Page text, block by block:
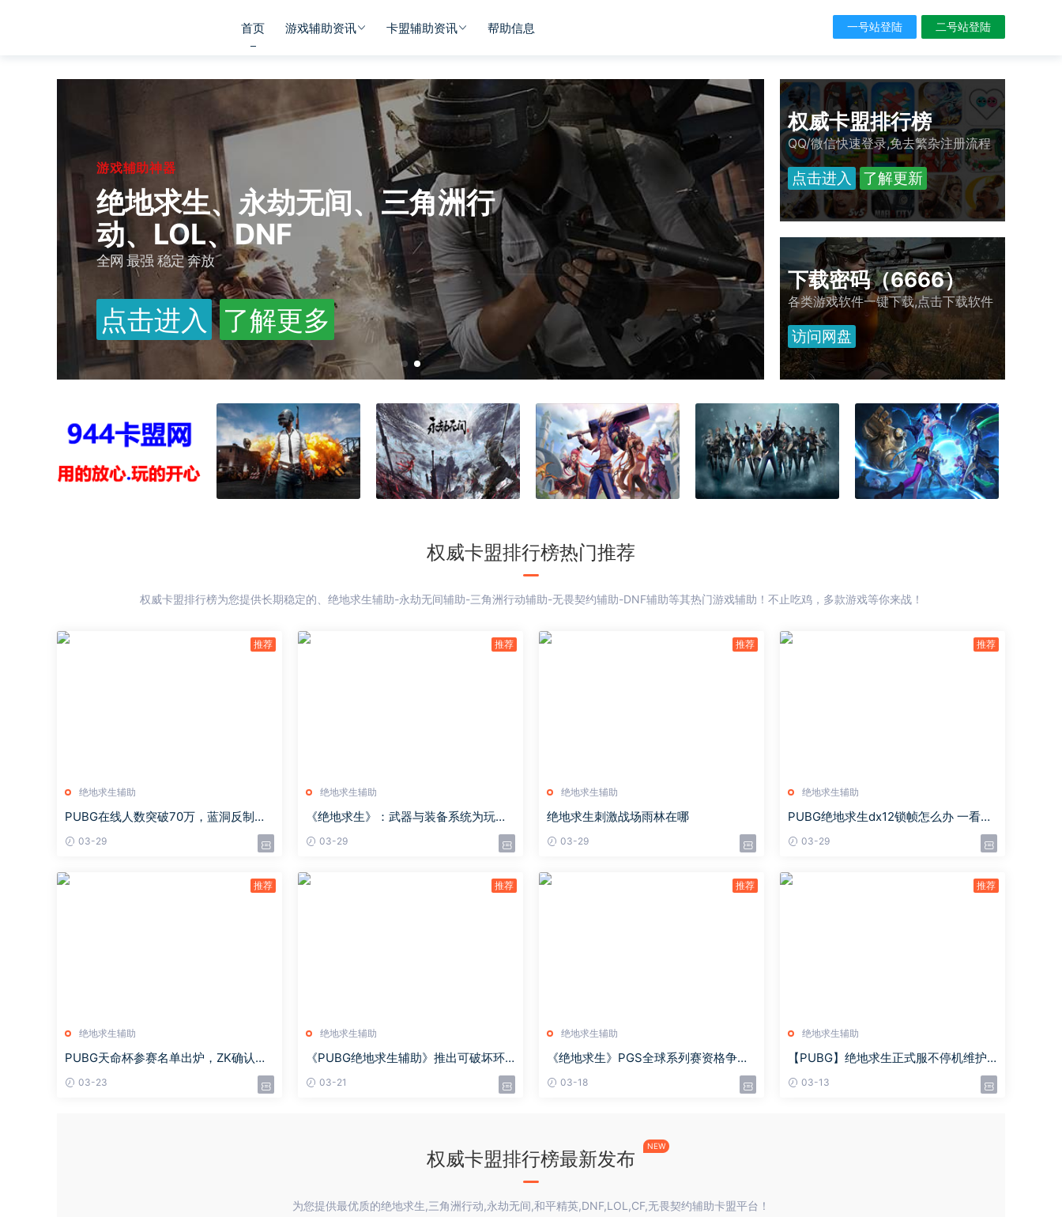
首页 游戏辅助资讯 卡盟辅助资讯 帮助信息 一号站登陆 二号站登陆
游戏辅助神器
绝地求生、永劫无间、三角洲行
动、LOL、DNF
全网 最强 稳定 奔放
点击进入 了解更多
游戏辅助神器
绝地求生、永劫无
动、LOL、DNF
全网 最强 稳定 奔放
点击进入 了解更多
权威卡盟排行榜
QQ/微信快速登录,免去繁杂注册流程
点击进入 了解更新
下载密码（6666）
各类游戏软件一键下载,点击下载软件
访问网盘
权威卡盟排行榜热门推荐
权威卡盟排行榜为您提供长期稳定的、绝地求生辅助-永劫无间辅助-三角洲行动辅助-无畏契约辅助-DNF辅助等其热门游戏辅助！不止吃鸡，多款游戏等你来战！
绝地求生辅助
PUBG在线人数突破70万，蓝洞反制手
03-29
绝地求生辅助
《绝地求生》：武器与装备系统为玩家
03-29
绝地求生辅助
绝地求生刺激战场雨林在哪
03-29
绝地求生辅助
PUBG绝地求生dx12锁帧怎么办 一看就
03-29
绝地求生辅助
PUBG天命杯参赛名单出炉，ZK确认回
03-23
绝地求生辅助
《PUBG绝地求生辅助》推出可破坏环
03-21
绝地求生辅助
《绝地求生》PGS全球系列赛资格争夺
03-18
绝地求生辅助
【PUBG】绝地求生正式服不停机维护
03-13
权威卡盟排行榜最新发布
NEW
为您提供最优质的绝地求生,三角洲行动,永劫无间,和平精英,DNF,LOL,CF,无畏契约辅助卡盟平台！